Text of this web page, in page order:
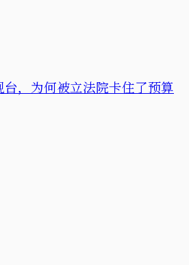
，为何被立法院卡住了预算